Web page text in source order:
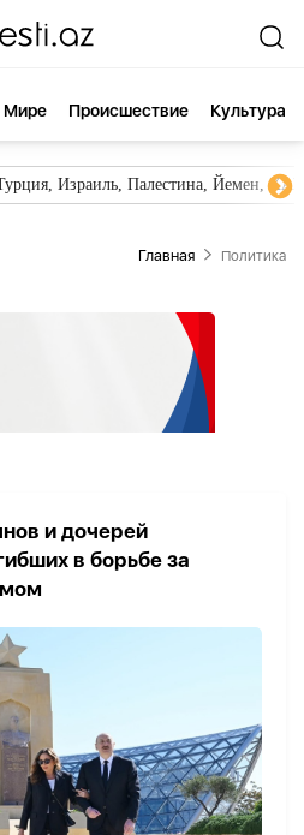
Мире Происшествие Культура
Израиль, Палестина, Йемен,
Главная Политика
и дочерей
в борьбе за